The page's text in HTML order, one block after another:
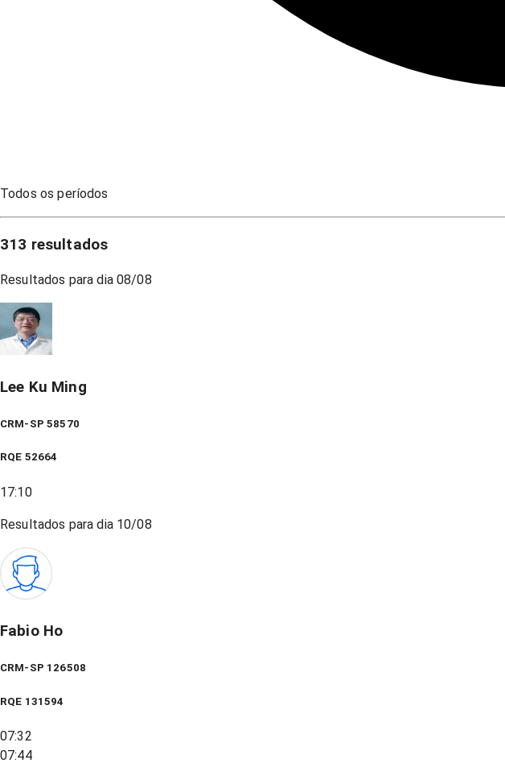
Todos os períodos
313 resultados
Resultados para dia08/08
Lee Ku Ming
CRM-SP 58570
RQE 52664
17:10
Resultados para dia 10/08
Fabio Ho
CRM-SP 126508
RQE 131594
07:32
07:44